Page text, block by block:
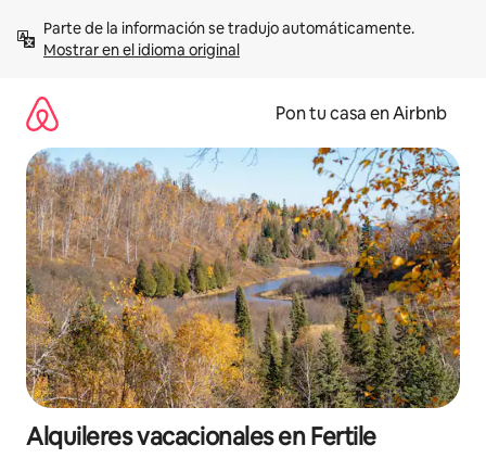
contenidoMostrar en el idioma original
Pon tu casa en Airbnb
Alquileres vacacionales en Fertile